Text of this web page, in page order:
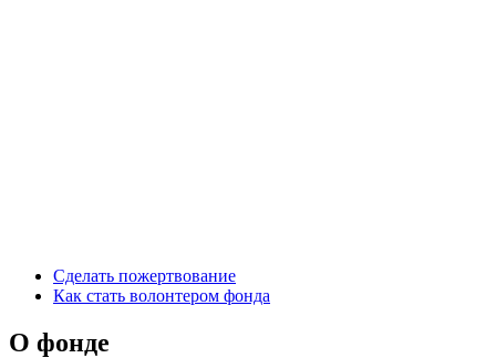
Сделать пожертвование
Как стать волонтером фонда
О фонде